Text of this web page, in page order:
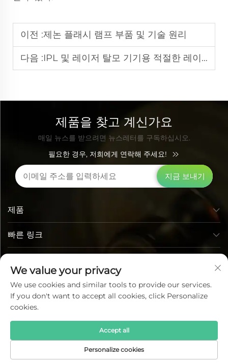
이전 :제논 플래시 램프 부품 및 기술 원리
다음 :IPL 및 레이저 탈모 기기용 적절한 레이저 램프 선택
제품을 찾고 계신가요
매일 뉴스를 받으려면 뉴스레터를 구독하십시오.
필요한 경우, 저희에게 연락해 주세요!
지금 보내기
빠른 링크
제품
코피라이트 © 루미 포토일렉트릭 테크놀로지 코., 릿드. 모든 권리
개인정보 보호정책—블로그
We value your privacy
We use cookies and similar tools to provide our services.
If you don't want to accept all cookies, click Personalize
cookies.
Personalize cookies
Accept all